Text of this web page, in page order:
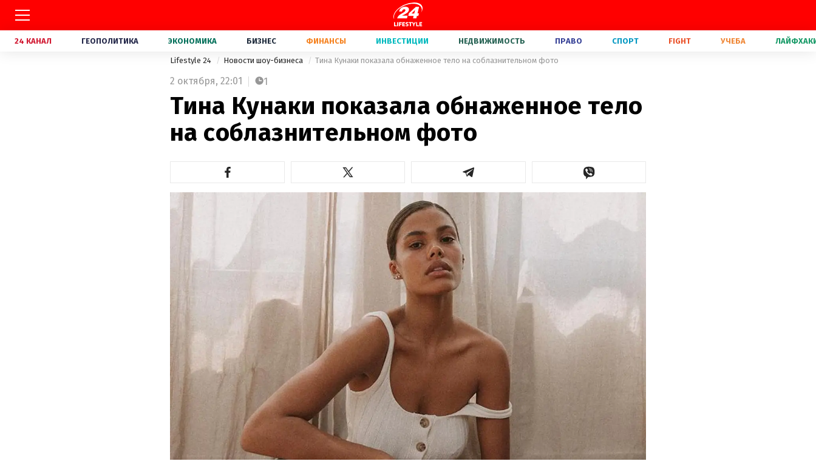
24 КАНАЛ ГЕОПОЛИТИКА ЭКОНОМИКА БИЗНЕС ФИНАНСЫ ИНВЕСТИЦИИ НЕДВИЖИМОСТЬ ПРАВО СПОРТ FIGHT УЧЕБА
Lifestyle 24 Новости шоу-бизнеса Тина Кунаки показала обнаженное тело на соблазнительном фото
2 октября, 22:01 1
Тина Кунаки показала обнаженное тело
на соблазнительном фото